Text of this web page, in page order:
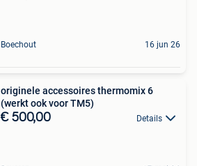
Boechout 16 jun 26
originele accessoires thermomix 6
(werkt ook voor TM5)
€ 500,00 Details